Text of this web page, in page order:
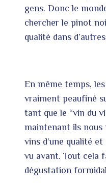
gens. Donc le
chercher le pinot
qualité dans
En même temps,
vraiment peaufiné
tant que le “vin du
maintenant ils nous
vins d’une qualité
vu avant. Tout cela
dégustation